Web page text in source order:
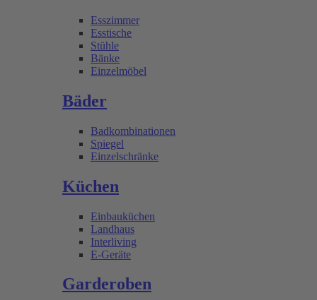
Esszimmer
Esstische
Stühle
Bänke
Einzelmöbel
Bäder
Badkombinationen
Spiegel
Einzelschränke
Küchen
Einbauküchen
Landhaus
Interliving
E-Geräte
Garderoben